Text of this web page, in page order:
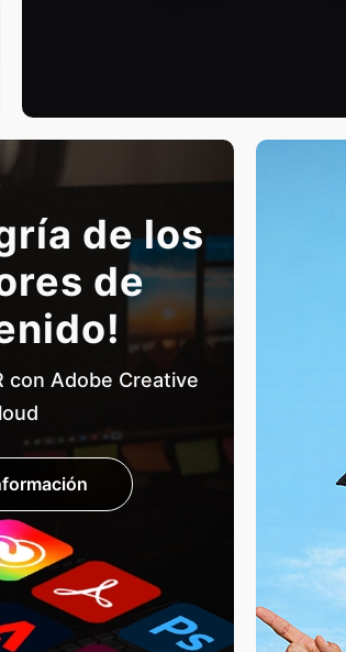
de los
de
con Adobe Creative